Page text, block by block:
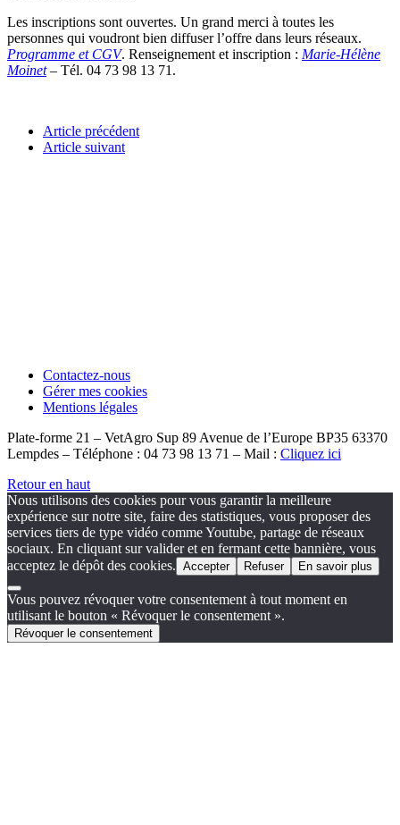
Les inscriptions sont ouvertes. Un grand merci à toutes les
personnes qui voudront bien diffuser l’offre dans leurs réseaux.
Programme et CGV. Renseignement et inscription : Marie-Hélène
Moinet– Tél. 04 73 98 13 71.
Article précédent
Article suivant
Contactez-nous
Gérer mes cookies
Mentions légales
Plate-forme 21 – VetAgro Sup 89 Avenue de l’Europe BP35 63370
Lempdes – Téléphone : 04 73 98 13 71 – Mail : Cliquez ici
Retour en haut
Nous utilisons des cookies pour vous garantir la meilleure
expérience sur notre site, faire des statistiques, vous proposer des
services tiers de type vidéo comme Youtube, partage de réseaux
sociaux. En cliquant sur valider et en fermant cette bannière, vous
acceptez le dépôt des cookies. Accepter Refuser En savoir plus
Vous pouvez révoquer votre consentement à tout moment en
utilisant le bouton « Révoquer le consentement ».
Révoquer le consentement